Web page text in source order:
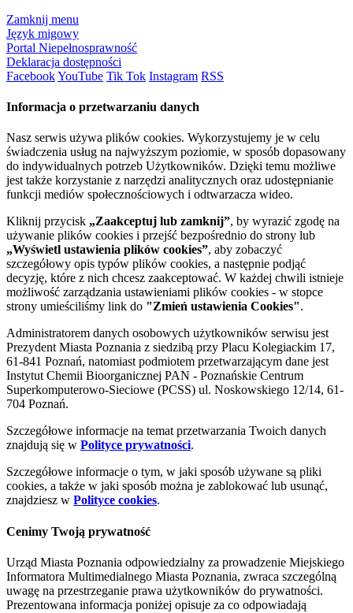
Zamknij menu
Język migowy
Portal Niepełnosprawność
Deklaracja dostępności
FacebookYouTube Tik Tok Instagram RSS
Informacja o przetwarzaniu danych
Nasz serwis używa plików cookies. Wykorzystujemy je w celu
świadczenia usług na najwyższym poziomie, w sposób dopasowany
do indywidualnych potrzeb Użytkowników. Dzięki temu możliwe
jest także korzystanie z narzędzi analitycznych oraz udostępnianie
funkcji mediów społecznościowych i odtwarzacza wideo.
Kliknij przycisk „Zaakceptuj lub zamknij”, by wyrazić zgodę na
używanie plików cookies i przejść bezpośrednio do strony lub
„Wyświetl ustawienia plików cookies”, aby zobaczyć
szczegółowy opis typów plików cookies, a następnie podjąć
decyzję, które z nich chcesz zaakceptować. W każdej chwili istnieje
możliwość zarządzania ustawieniami plików cookies - w stopce
strony umieściliśmy link do "Zmień ustawienia Cookies".
Administratorem danych osobowych użytkowników serwisu jest
Prezydent Miasta Poznania z siedzibą przy Placu Kolegiackim 17,
61-841 Poznań, natomiast podmiotem przetwarzającym dane jest
Instytut Chemii Bioorganicznej PAN - Poznańskie Centrum
Superkomputerowo-Sieciowe (PCSS) ul. Noskowskiego 12/14, 61-
704 Poznań.
Szczegółowe informacje na temat przetwarzania Twoich danych
znajdują się w Polityce prywatności.
Szczegółowe informacje o tym, w jaki sposób używane są pliki
cookies, a także w jaki sposób można je zablokować lub usunąć,
znajdziesz w Polityce cookies.
Cenimy Twoją prywatność
Urząd Miasta Poznania odpowiedzialny za prowadzenie Miejskiego
Informatora Multimedialnego Miasta Poznania, zwraca szczególną
uwagę na przestrzeganie prawa użytkowników do prywatności.
Prezentowana informacja poniżej opisuje za co odpowiadają